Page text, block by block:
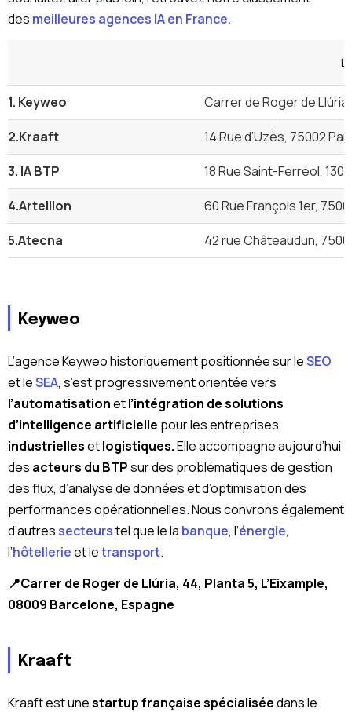
des meilleures agences IA en France.
1. Keyweo
Carrer de Roger de
2.Kraaft
14 Rue d’Uzès, 75002
3. IA BTP
18 Rue Saint-Ferréol,
4.Artellion
60 Rue François 1er,
5.Atecna
42 rue Châteaudun,
Keyweo
L’agence Keyweo historiquement positionnée sur leSEO
et leSEA, s’est progressivement orientée vers
l’automatisationetl’intégration de solutions
d’intelligence artificielle pour les entreprises
industriellesetlogistiques.Elle accompagne aujourd’hui
des acteurs du BTPsur des problématiques de gestion
des flux, d’analyse de données et d’optimisation des
performances opérationnelles. Nous convrons également
d’autres secteurstel que le la banque, l’énergie,
l’hôtellerieet letransport.
📍Carrer de Roger de Llúria, 44, Planta 5, L’Eixample,
08009 Barcelone, Espagne
Kraaft
Kraaft est unestartup françaisespécialiséedans le